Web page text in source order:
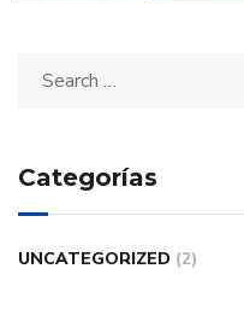
Categorías
UNCATEGORIZED (2)